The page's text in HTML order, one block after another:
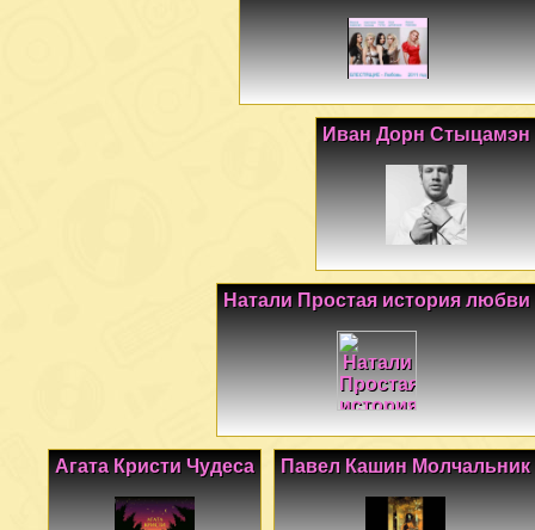
Иван Дорн Стыцамэн
Натали Простая история любви
Павел Кашин Молчальник
Агата Кристи Чудеса